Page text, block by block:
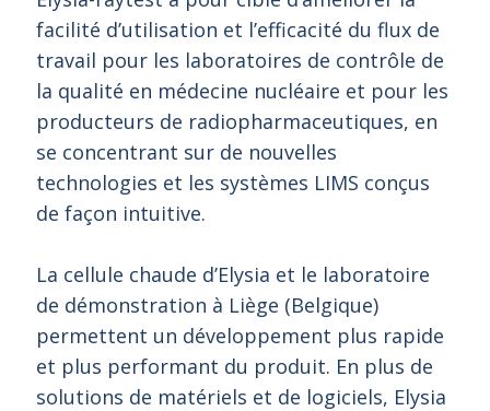
facilité d’utilisation et l’efficacité du flux de
travail pour les laboratoires de contrôle de
la qualité en médecine nucléaire et pour les
producteurs de radiopharmaceutiques, en
se concentrant sur de nouvelles
technologies et les systèmes LIMS conçus
de façon intuitive.
La cellule chaude d’Elysia et le laboratoire
de démonstration à Liège (Belgique)
permettent un développement plus rapide
et plus performant du produit. En plus de
solutions de matériels et de logiciels, Elysia